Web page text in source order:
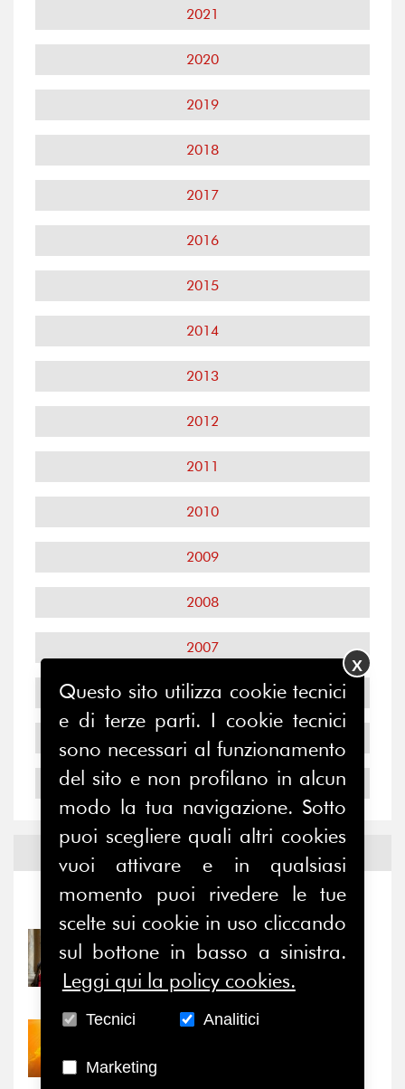
2021
2020
2019
2018
2017
2016
2015
2014
2013
2012
2011
2010
2009
2008
2007
2006
2005
2004
Notizie ed
Notizie - Eventi
31/07/2026
Prima della pausa estiva,
il valore di...
Nove anni dopo la
“grande cecità”: la...
Questo sito utilizza cookie tecnici
e di terze parti. I cookie tecnici
sono necessari al funzionamento
del sito e non profilano in alcun
modo la tua navigazione. Sotto
puoi scegliere quali altri cookies
vuoi attivare e in qualsiasi
momento puoi rivedere le tue
scelte sui cookie in uso cliccando
sul bottone in basso a sinistra.
Leggi qui la policy cookies.
Tecnici Analitici
Marketing
X